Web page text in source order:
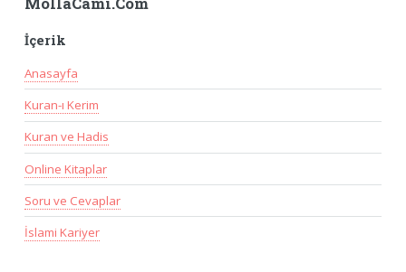
İçerik
Anasayfa
Kuran-ı Kerim
Kuran ve Hadis
Online Kitaplar
Soru ve Cevaplar
İslami Kariyer